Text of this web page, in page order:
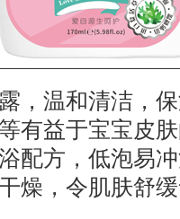
，温和清洁，
有益于宝宝皮
配方，低泡易
燥，令肌肤舒